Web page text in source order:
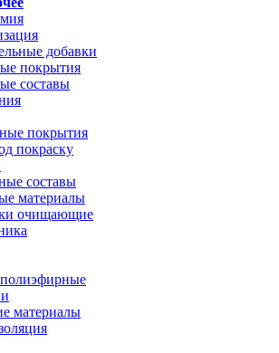
добавки
покрытия
составы
покрытия
покраску
составы
материалы
очищающие
материалы